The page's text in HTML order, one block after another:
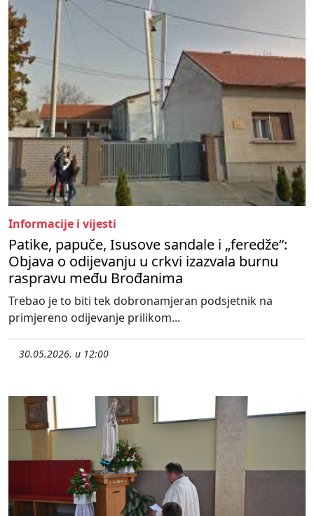
Informacije i vijesti
Patike, papuče, Isusove sandale i „feredže“:
Objava o odijevanju u crkvi izazvala burnu
raspravu među Brođanima
Trebao je to biti tek dobronamjeran podsjetnik na
primjereno odijevanje prilikom...
30.05.2026. u 12:00